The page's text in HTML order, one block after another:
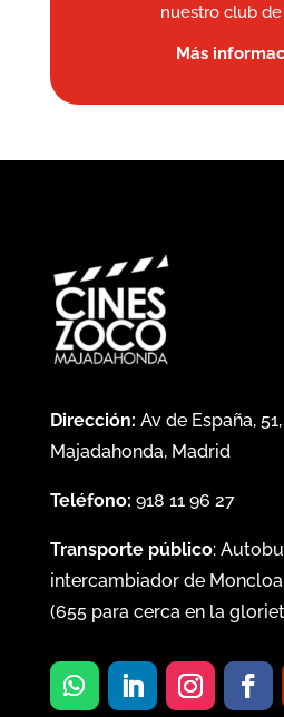
nuestro club de
Más
Dirección: Av de España,
Majadahonda, Madrid
Teléfono: 918 11 96 27
Transporte público:
intercambiador de
(655para cerca en la